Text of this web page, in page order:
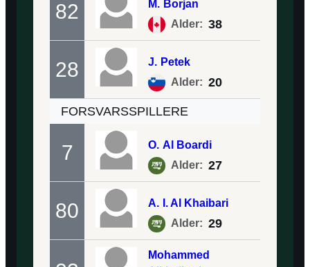
82 M. Borjan
Alder: 38
28 J. Petek
Alder: 20
FORSVARSSPILLERE
7 O. Al Boardi
Alder: 27
80 A. I. Al Khaibari
Alder: 29
Mohammed